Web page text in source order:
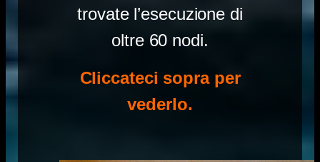
trovate l’esecuzione di
oltre 60 nodi.
Cliccateci sopra per
vederlo.